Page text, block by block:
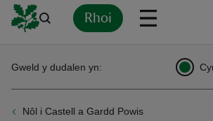
Rhoi
Nôl i Castell a Gardd Powis
Gweld y dudalen yn: